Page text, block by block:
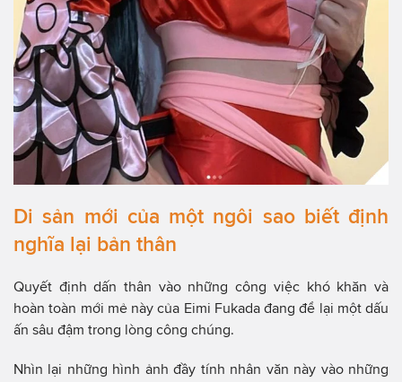
Di sản mới của một ngôi sao biết định
nghĩa lại bản thân
Quyết định dấn thân vào những công việc khó khăn và
hoàn toàn mới mẻ này của Eimi Fukada đang để lại một dấu
ấn sâu đậm trong lòng công chúng.
Nhìn lại những hình ảnh đầy tính nhân văn này vào những